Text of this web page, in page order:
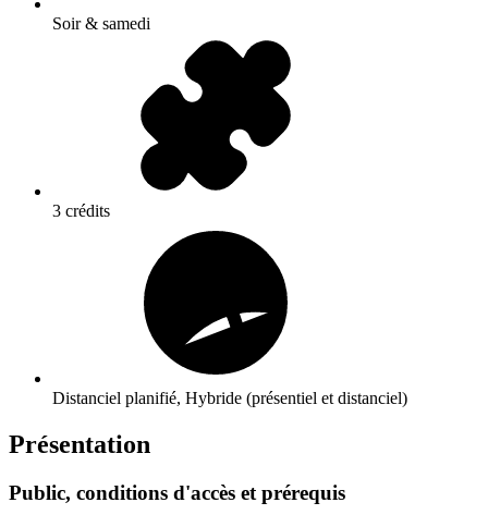
Soir & samedi
3 crédits
Distanciel planifié, Hybride (présentiel et distanciel)
Présentation
Public, conditions d'accès et prérequis